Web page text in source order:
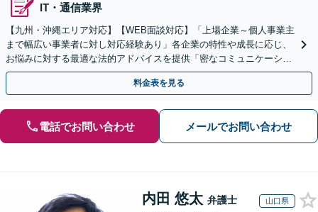
IT・通信業界
【九州・沖縄エリア対応】【WEB面談対応】「上場企業～個人事業主
まで幅広い事業者に対し対応経験あり」各企業の特性や成長に応じ、
お悩みに対する最適な法的アドバイスを提供「密なコミュニケーショ
ンを通じ、適切な解決策をご提案」【休日・夜間相談可】
料金表を見る
電話でお問い合わせ メールでお問い合わせ
内田 悠太 弁護士 山口県